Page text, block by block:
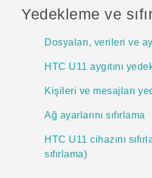
VIVERSE
DESTEK
Yedekleme ve
Dosyaları, verileri ve
HTC U11 aygıtını
Kişileri ve mesajları
Ağ ayarlarını sıfırlama
HTC U11 cihazını
sıfırlama)